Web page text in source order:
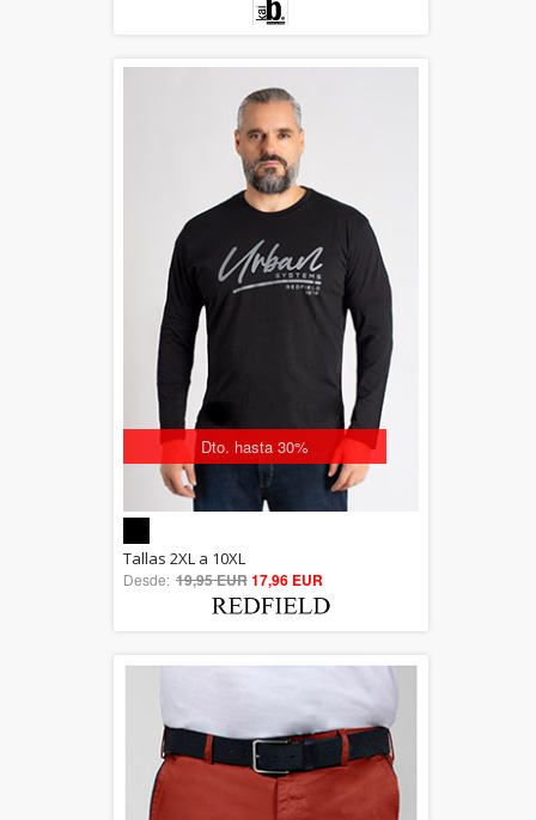
Dto. hasta 30%
5.00
out of 5
Tallas 2XL a 10XL
Desde: 19,95 EUR17,96 EUR